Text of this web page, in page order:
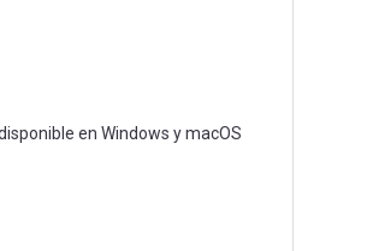
en Windows y macOS